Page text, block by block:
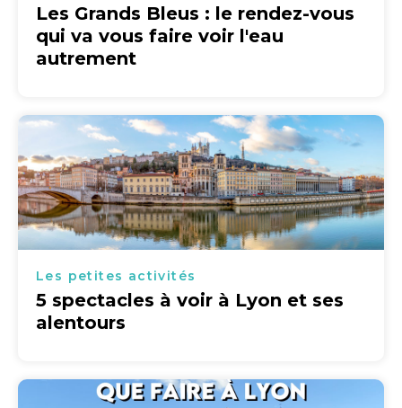
Les Grands Bleus : le rendez-vous
qui va vous faire voir l'eau
autrement
Les petites activités
5 spectacles à voir à Lyon et ses
alentours